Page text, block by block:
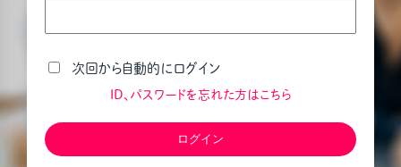
次回から自動的にログイン
ID、パスワードを忘れた方はこちら